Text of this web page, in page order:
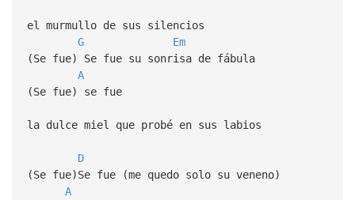
el murmullo de sus silencios
G
Em
(Se fue) Se fue su sonrisa de fábula
A
(Se fue) se fue
la dulce miel que probé en sus labios
D
(Se fue)Se fue (me quedo solo su veneno)
A